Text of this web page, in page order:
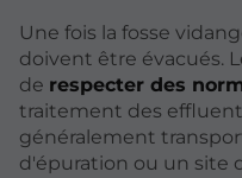
Une fois la fosse
doivent être évacués.
de respecter des
traitement des
généralement
d'épuration ou un site